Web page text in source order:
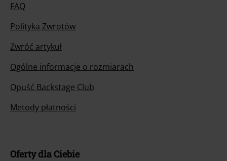
FAQ
Polityka Zwrotów
Zwróć artykuł
Ogólne informacje o rozmiarach
Opuść Backstage Club
Metody płatności
Oferty dla Ciebie